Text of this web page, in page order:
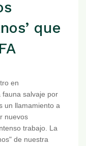
que
en
salvaje por
un llamamiento a
nuevos
trabajo. La
de nuestra